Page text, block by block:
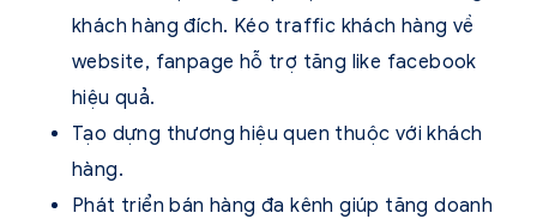
khách hàng đích. Kéo traffic khách hàng về
website, fanpage hỗ trợ tăng like facebook
hiệu quả.
Tạo dựng thương hiệu quen thuộc với khách
hàng.
Phát triển bán hàng đa kênh giúp tăng doanh